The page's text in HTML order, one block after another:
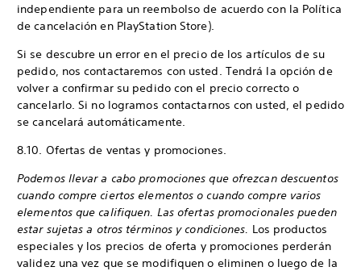
independiente para un reembolso de acuerdo con la Política
de cancelación en PlayStation Store).
Si se descubre un error en el precio de los artículos de su
pedido, nos contactaremos con usted. Tendrá la opción de
volver a confirmar su pedido con el precio correcto o
cancelarlo. Si no logramos contactarnos con usted, el pedido
se cancelará automáticamente.
8.10. Ofertas de ventas y promociones.
Podemos llevar a cabo promociones que ofrezcan descuentos
cuando compre ciertos elementos o cuando compre varios
elementos que califiquen. Las ofertas promocionales pueden
estar sujetas a otros términos y condiciones. Los productos
especiales y los precios de oferta y promociones perderán
validez una vez que se modifiquen o eliminen o luego de la